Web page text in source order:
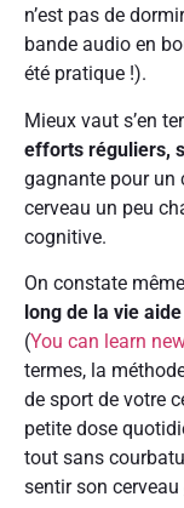
n’est pas de
bande audio en
été pratique !).
Mieux vaut s’en
efforts réguliers,
gagnante pour un
cerveau un peu
cognitive.
On constate
long de la vie
(You can learn
termes, la
de sport de votre
petite dose
tout sans
sentir son cerveau